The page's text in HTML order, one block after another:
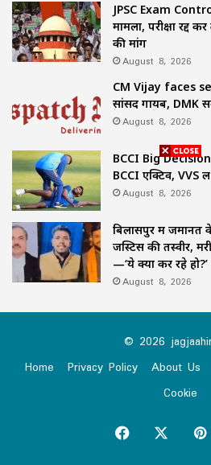
JPSC Exam
मामला, परीक्षा रद्द
की मांग
August 8, 2026
CM Vijay faces
सांसद गायब, DMK
August 8, 2026
BCCI Big Decision
BCCI एक्टिव, VVS
August 8, 2026
बिलासपुर में जमानत
जस्टिस की तस्वीर,
—‘ये क्या कर रहे हो?’
August 8, 2026
© 2026
Home
Privacy Policy About Us
Cookie
Facebook